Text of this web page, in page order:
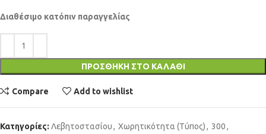
Διαθέσιμο κατόπιν παραγγελίας
ΠΡΟΣΘΉΚΗ ΣΤΟ ΚΑΛΆΘΙ
Compare Add to wishlist
Κατηγορίες: Λεβητοστασίου, Χωρητικότητα (Τύπος), 300,